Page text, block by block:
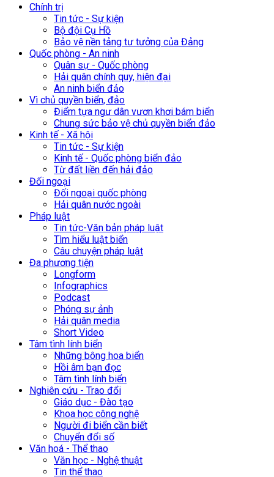
Chính trị
Tin tức - Sự kiện
Bộ đội Cụ Hồ
Bảo vệ nền tảng tư tưởng của Đảng
Quốc phòng - An ninh
Quân sự - Quốc phòng
Hải quân chính quy, hiện đại
An ninh biển đảo
Vì chủ quyền biển, đảo
Điểm tựa ngư dân vươn khơi bám biển
Chung sức bảo vệ chủ quyền biển đảo
Kinh tế - Xã hội
Tin tức - Sự kiện
Kinh tế - Quốc phòng biển đảo
Từ đất liền đến hải đảo
Đối ngoại
Đối ngoại quốc phòng
Hải quân nước ngoài
Pháp luật
Tin tức-Văn bản pháp luật
Tìm hiểu luật biển
Câu chuyện pháp luật
Đa phương tiện
Longform
Infographics
Podcast
Phóng sự ảnh
Hải quân media
Short Video
Tâm tình lính biển
Những bông hoa biển
Hồi âm bạn đọc
Tâm tình lính biển
Nghiên cứu - Trao đổi
Giáo dục - Đào tạo
Khoa học công nghệ
Người đi biển cần biết
Chuyển đổi số
Văn hoá - Thể thao
Văn học - Nghệ thuật
Tin thể thao